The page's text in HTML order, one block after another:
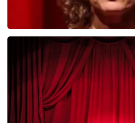
Esther van der Voort
laatste 30 minuten
BESTEL NU